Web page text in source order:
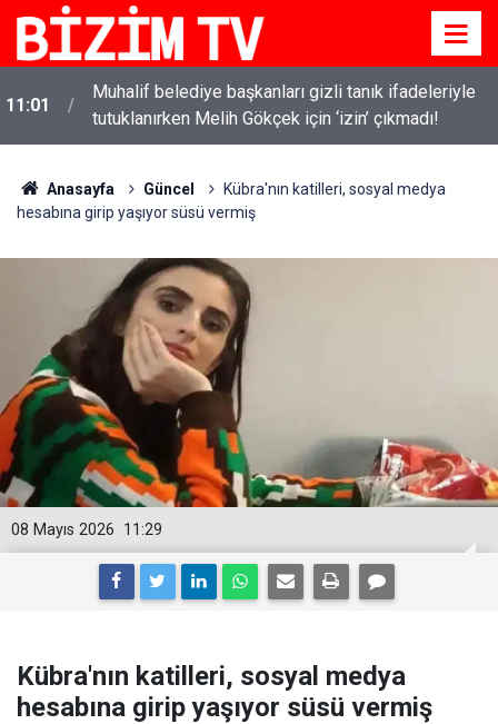
11:01
Muhalif belediye başkanları gizli tanık ifadeleriyle
tutuklanırken Melih Gökçek için ‘izin’ çıkmadı!
Anasayfa Güncel
Kübra'nın katilleri, sosyal medya
hesabına girip yaşıyor süsü vermiş
11:29
08 Mayıs 2026
Kübra'nın katilleri, sosyal medya
hesabına girip yaşıyor süsü vermiş